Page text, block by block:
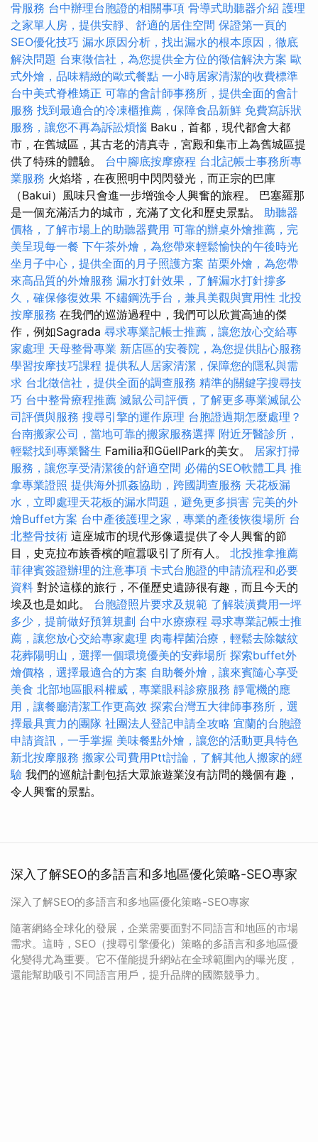
骨服務 台中辦理台胞證的相關事項 骨導式助聽器介紹 護理
之家單人房，提供安靜、舒適的居住空間 保證第一頁的
SEO優化技巧 漏水原因分析，找出漏水的根本原因，徹底
解決問題 台東徵信社，為您提供全方位的徵信解決方案 歐
式外燴，品味精緻的歐式餐點 一小時居家清潔的收費標準
台中美式脊椎矯正 可靠的會計師事務所，提供全面的會計
服務 找到最適合的冷凍櫃推薦，保障食品新鮮 免費寫訴狀
服務，讓您不再為訴訟煩惱 Baku，首都，現代都會大都
市，在舊城區，其古老的清真寺，宮殿和集市上為舊城區提
供了特殊的體驗。 台中腳底按摩療程 台北記帳士事務所專
業服務 火焰塔，在夜照明中閃閃發光，而正宗的巴庫
（Bakui）風味只會進一步增強令人興奮的旅程。 巴塞羅那
是一個充滿活力的城市，充滿了文化和歷史景點。 助聽器
價格，了解市場上的助聽器費用 可靠的辦桌外燴推薦，完
美呈現每一餐 下午茶外燴，為您帶來輕鬆愉快的午後時光
坐月子中心，提供全面的月子照護方案 苗栗外燴，為您帶
來高品質的外燴服務 漏水打針效果，了解漏水打針撐多
久，確保修復效果 不鏽鋼洗手台，兼具美觀與實用性 北投
按摩服務 在我們的巡游過程中，我們可以欣賞高迪的傑
作，例如Sagrada 尋求專業記帳士推薦，讓您放心交給專
家處理 天母整骨專業 新店區的安養院，為您提供貼心服務
學習按摩技巧課程 提供私人居家清潔，保障您的隱私與需
求 台北徵信社，提供全面的調查服務 精準的關鍵字搜尋技
巧 台中整骨療程推薦 滅鼠公司評價，了解更多專業滅鼠公
司評價與服務 搜尋引擎的運作原理 台胞證過期怎麼處理？
台南搬家公司，當地可靠的搬家服務選擇 附近牙醫診所，
輕鬆找到專業醫生 Familia和GüellPark的美女。 居家打掃
服務，讓您享受清潔後的舒適空間 必備的SEO軟體工具 推
拿專業證照 提供海外抓姦協助，跨國調查服務 天花板漏
水，立即處理天花板的漏水問題，避免更多損害 完美的外
燴Buffet方案 台中產後護理之家，專業的產後恢復場所 台
北整骨技術 這座城市的現代形像還提供了令人興奮的節
目，史克拉布族香檳的喧囂吸引了所有人。 北投推拿推薦
菲律賓簽證辦理的注意事項 卡式台胞證的申請流程和必要
資料 對於這樣的旅行，不僅歷史遺跡很有趣，而且今天的
埃及也是如此。 台胞證照片要求及規範 了解裝潢費用一坪
多少，提前做好預算規劃 台中水療療程 尋求專業記帳士推
薦，讓您放心交給專家處理 肉毒桿菌治療，輕鬆去除皺紋
花葬陽明山，選擇一個環境優美的安葬場所 探索buffet外
燴價格，選擇最適合的方案 自助餐外燴，讓來賓隨心享受
美食 北部地區眼科權威，專業眼科診療服務 靜電機的應
用，讓餐廳清潔工作更高效 探索台灣五大律師事務所，選
擇最具實力的團隊 社團法人登記申請全攻略 宜蘭的台胞證
申請資訊，一手掌握 美味餐點外燴，讓您的活動更具特色
新北按摩服務 搬家公司費用Ptt討論，了解其他人搬家的經
驗 我們的巡航計劃包括大眾旅遊業沒有訪問的幾個有趣，
令人興奮的景點。
深入了解SEO的多語言和多地區優化策略-SEO專家
深入了解SEO的多語言和多地區優化策略-SEO專家
隨著網絡全球化的發展，企業需要面對不同語言和地區的市場
需求。這時，SEO（搜尋引擎優化）策略的多語言和多地區優
化變得尤為重要。它不僅能提升網站在全球範圍內的曝光度，
還能幫助吸引不同語言用戶，提升品牌的國際競爭力。